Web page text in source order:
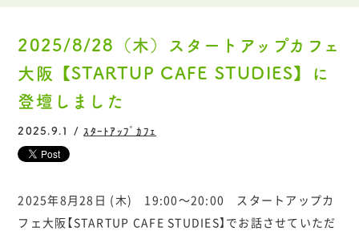
2025/8/28（木）スタートアップカフェ
大阪【STARTUP CAFE STUDIES】に
登壇しました
2025.9.1 / ｽﾀｰﾄｱｯﾌﾟｶﾌｪ
2025年8月28日 (木) 19:00～20:00 スタートアップカ
フェ大阪【STARTUP CAFE STUDIES】でお話させていただ